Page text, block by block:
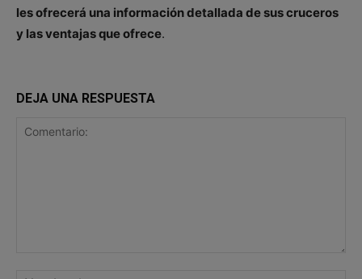
les ofrecerá una información detallada de sus cruceros
y las ventajas que ofrece.
DEJA UNA RESPUESTA